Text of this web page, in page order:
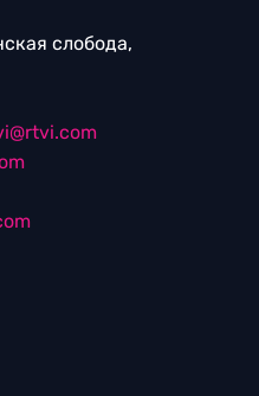
слобода,